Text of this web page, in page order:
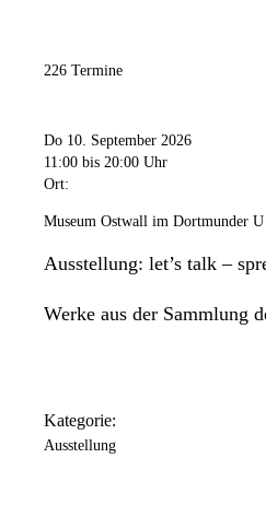
226 Termine
Do 10. September 2026
11:00 bis 20:00 Uhr
Ort:
Museum Ostwall im Dortmunder U
Ausstellung: let’s talk –
Werke aus der Sammlung
Kategorie:
Ausstellung